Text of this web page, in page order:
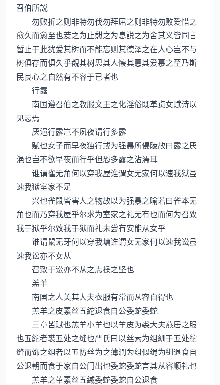
召伯所説
勿败折之则非特勿伐勿拜屈之则非特勿败爱惜之
愈久而愈至也茇之为止憇之为息説之为舍其义皆同言
暂止于此犹爱其树而不能忘则其德泽之在人心岂不与
树俱存而俱久乎覩其树思其人懐其惠其爱慕之至乃斯
民良心之自然有不容于已者也
行露
南国遵召伯之教服文王之化淫俗既革贞女赋诗以
见志焉
厌浥行露岂不夙夜谓行多露
赋也女子而早夜独行或为强暴所侵陵故曰露之厌
浥也岂不欲早夜而行乎但恐多露之沾濡耳
谁谓雀无角何以穿我屋谁谓女无家何以速我狱虽
速我狱室家不足
兴也雀鼠皆害人之物故以为强暴之喻若曰雀本无
角也而乃穿我屋乎尔求为室家之礼无有也而何为召致
我于狱乎尔致我于狱而礼未尝有安能从女乎
谁谓鼠无牙何以穿我墉谁谓女无家何以速我讼虽
速我讼亦不女从
召致于讼亦不从之志操之坚也
羔羊
南国之人美其大夫衣服有常而从容自得也
羔羊之皮素丝五紽退食自公委蛇委蛇
三章皆赋也羔羊小羊也以羊皮为裘大夫燕居之服
也五紽者裘五处之缝也严氏曰以丝素为组紃于五处紽
缝而饰之组者以五防丝为之薄濶为组似绳为紃退食自
公退朝而食于家自公门出也委蛇委蛇言其从容顺礼也
羔羊之革素丝五緎委蛇委蛇自公退食